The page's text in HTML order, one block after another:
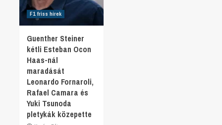
F1 friss hírek
Guenther Steiner
kétli Esteban Ocon
Haas-nál
maradását
Leonardo Fornaroli,
Rafael Camara és
Yuki Tsunoda
pletykák közepette